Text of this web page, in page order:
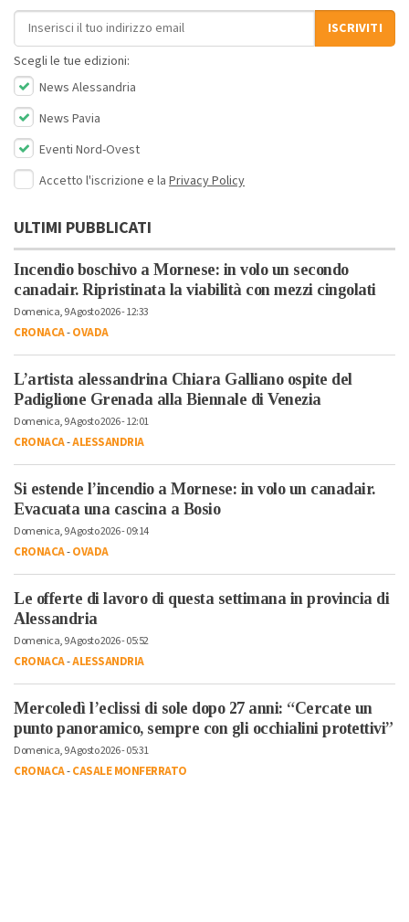
Indirizzo email
ISCRIVITI
Scegli le tue edizioni:
News Alessandria
News Pavia
Eventi Nord-Ovest
Accetto l'iscrizione e la Privacy Policy
ULTIMI PUBBLICATI
Incendio boschivo a Mornese: in volo un secondo
canadair. Ripristinata la viabilità con mezzi cingolati
Domenica, 9 Agosto 2026 - 12:33
CRONACA-OVADA
L’artista alessandrina Chiara Galliano ospite del
Padiglione Grenada alla Biennale di Venezia
Domenica, 9 Agosto 2026 - 12:01
CRONACA-ALESSANDRIA
Si estende l’incendio a Mornese: in volo un canadair.
Evacuata una cascina a Bosio
Domenica, 9 Agosto 2026 - 09:14
CRONACA-OVADA
Le offerte di lavoro di questa settimana in provincia di
Alessandria
Domenica, 9 Agosto 2026 - 05:52
CRONACA-ALESSANDRIA
Mercoledì l’eclissi di sole dopo 27 anni: “Cercate un
punto panoramico, sempre con gli occhialini protettivi”
Domenica, 9 Agosto 2026 - 05:31
CRONACA-CASALE MONFERRATO